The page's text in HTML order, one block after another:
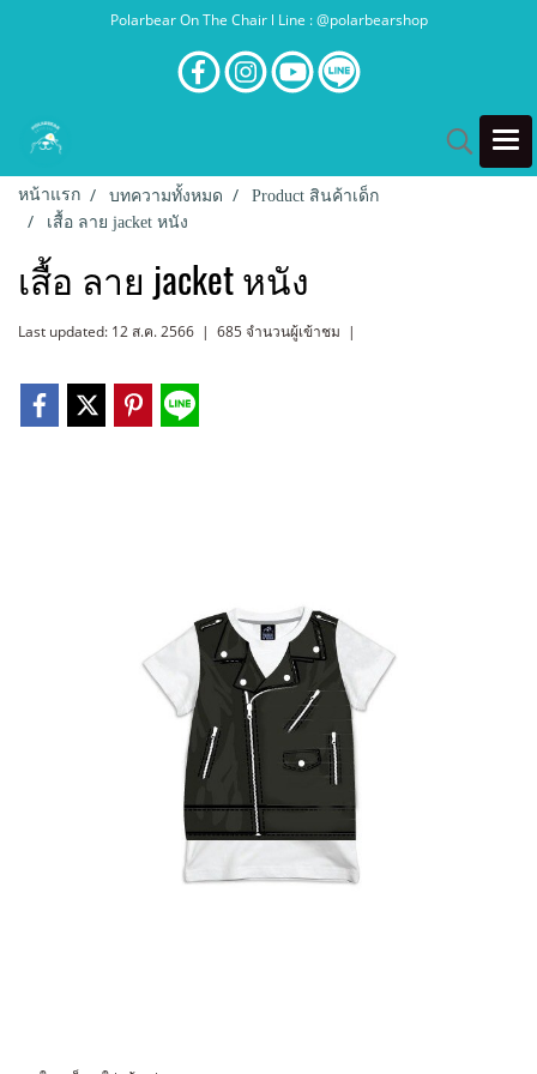
Polarbear On The Chair l Line : @polarbearshop
หน้าแรก บทความทั้งหมด
Product สินค้าเด็ก
เสื้อ ลาย jacket หนัง
เสื้อ ลาย jacket หนัง
Last updated: 12 ส.ค. 2566 | 685 จำนวนผู้เข้าชม |